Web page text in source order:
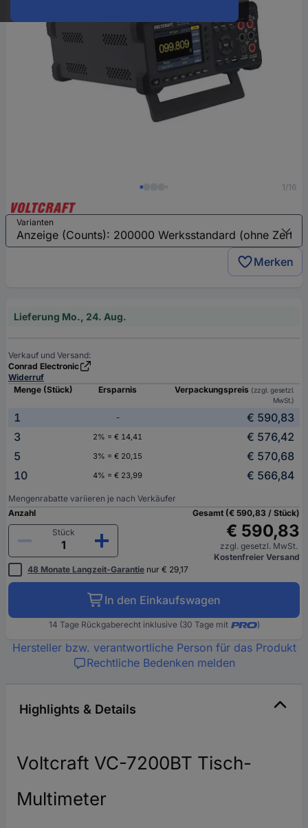
1/16
Varianten
Merken
Lieferung Mo., 24. Aug.
Verkauf und Versand:
Conrad Electronic
Widerruf
Menge (Stück)
Ersparnis Verpackungspreis (zzgl. gesetzl.
MwSt.)
1 -
€ 590,83
3
2% = € 14,41
€ 576,42
5
3% = € 20,15
€ 570,68
10
4% = € 23,99 € 566,84
Mengenrabatte variieren je nach Verkäufer
Anzahl
Stück
Gesamt (€ 590,83 / Stück)
€ 590,83
zzgl. gesetzl. MwSt.
Kostenfreier Versand
48 Monate Langzeit-Garantie nur € 29,17
In den Einkaufswagen
14 Tage Rückgaberecht inklusive (30 Tage mit )
Hersteller bzw. verantwortliche Person für das Produkt
Rechtliche Bedenken melden
Highlights & Details
Voltcraft VC-7200BT Tisch-
Multimeter